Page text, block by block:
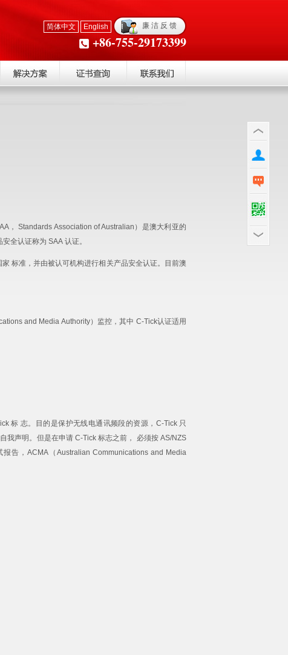
简体中文 English 廉 洁 反 馈
+86-755-29173399
， Standards Association of Australian）是澳大利亚的
全认证称为 SAA 认证。
标准，并由被认可机构进行相关产品安全认证。目前澳
and Media Authority）监控，其中 C-Tick认证适用
标 志。目的是保护无线电通讯频段的资源，C-Tick 只
我声明。但是在申请 C-Tick 标志之前， 必须按 AS/NZS
告，ACMA（Australian Communications and Media